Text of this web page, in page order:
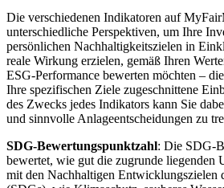
Die verschiedenen Indikatoren auf
unterschiedliche Perspektiven, um Ihre
persönlichen Nachhaltigkeitszielen in
reale Wirkung erzielen, gemäß Ihren
ESG-Performance bewerten möchten –
Ihre spezifischen Ziele zugeschnittene
des Zwecks jedes Indikators kann Sie
und sinnvolle Anlageentscheidungen zu
SDG-Bewertungspunktzahl: Die SDG-
bewertet, wie gut die zugrunde liegenden
mit den Nachhaltigen Entwicklungszielen